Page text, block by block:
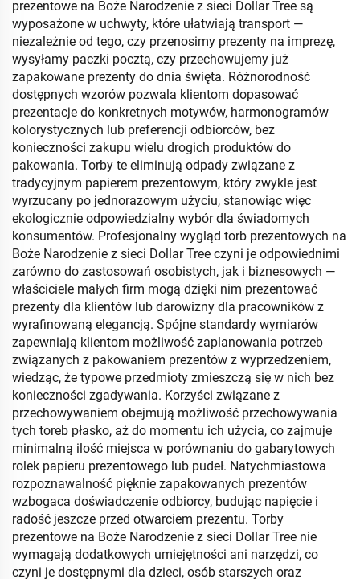
prezentowe na Boże Narodzenie z sieci Dollar Tree są
wyposażone w uchwyty, które ułatwiają transport —
niezależnie od tego, czy przenosimy prezenty na imprezę,
wysyłamy paczki pocztą, czy przechowujemy już
zapakowane prezenty do dnia święta. Różnorodność
dostępnych wzorów pozwala klientom dopasować
prezentacje do konkretnych motywów, harmonogramów
kolorystycznych lub preferencji odbiorców, bez
konieczności zakupu wielu drogich produktów do
pakowania. Torby te eliminują odpady związane z
tradycyjnym papierem prezentowym, który zwykle jest
wyrzucany po jednorazowym użyciu, stanowiąc więc
ekologicznie odpowiedzialny wybór dla świadomych
konsumentów. Profesjonalny wygląd torb prezentowych na
Boże Narodzenie z sieci Dollar Tree czyni je odpowiednimi
zarówno do zastosowań osobistych, jak i biznesowych —
właściciele małych firm mogą dzięki nim prezentować
prezenty dla klientów lub darowizny dla pracowników z
wyrafinowaną elegancją. Spójne standardy wymiarów
zapewniają klientom możliwość zaplanowania potrzeb
związanych z pakowaniem prezentów z wyprzedzeniem,
wiedząc, że typowe przedmioty zmieszczą się w nich bez
konieczności zgadywania. Korzyści związane z
przechowywaniem obejmują możliwość przechowywania
tych toreb płasko, aż do momentu ich użycia, co zajmuje
minimalną ilość miejsca w porównaniu do gabarytowych
rolek papieru prezentowego lub pudeł. Natychmiastowa
rozpoznawalność pięknie zapakowanych prezentów
wzbogaca doświadczenie odbiorcy, budując napięcie i
radość jeszcze przed otwarciem prezentu. Torby
prezentowe na Boże Narodzenie z sieci Dollar Tree nie
wymagają dodatkowych umiejętności ani narzędzi, co
czyni je dostępnymi dla dzieci, osób starszych oraz